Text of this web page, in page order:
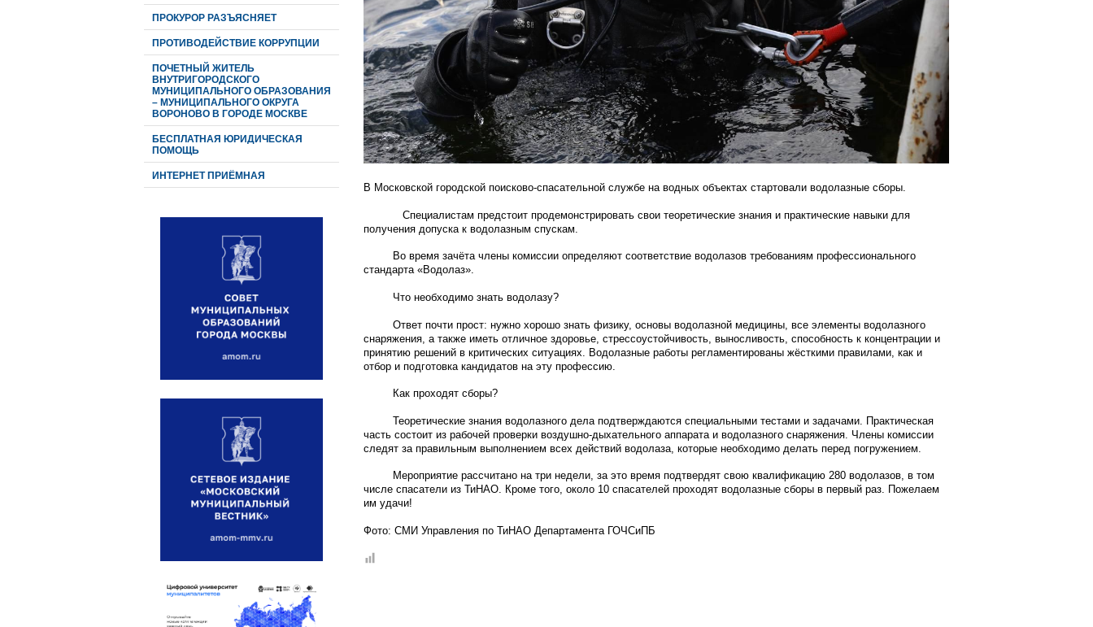
ПРОКУРОР РАЗЪЯСНЯЕТ
ПРОТИВОДЕЙСТВИЕ КОРРУПЦИИ
ПОЧЕТНЫЙ ЖИТЕЛЬ
ВНУТРИГОРОДСКОГО
МУНИЦИПАЛЬНОГО ОБРАЗОВАНИЯ
– МУНИЦИПАЛЬНОГО ОКРУГА
ВОРОНОВО В ГОРОДЕ МОСКВЕ
БЕСПЛАТНАЯ ЮРИДИЧЕСКАЯ
ПОМОЩЬ
ИНТЕРНЕТ ПРИЁМНАЯ
В Московской городской поисково-спасательной службе на водных объектах стартовали водолазные сборы.
Специалистам предстоит продемонстрировать свои теоретические знания и практические навыки для
получения допуска к водолазным спускам.
Во время зачёта члены комиссии определяют соответствие водолазов требованиям профессионального
стандарта «Водолаз».
Что необходимо знать водолазу?
Ответ почти прост: нужно хорошо знать физику, основы водолазной медицины, все элементы водолазного
снаряжения, а также иметь отличное здоровье, стрессоустойчивость, выносливость, способность к концентрации и
принятию решений в критических ситуациях. Водолазные работы регламентированы жёсткими правилами, как и
отбор и подготовка кандидатов на эту профессию.
Как проходят сборы?
Теоретические знания водолазного дела подтверждаются специальными тестами и задачами. Практическая
часть состоит из рабочей проверки воздушно-дыхательного аппарата и водолазного снаряжения. Члены комиссии
следят за правильным выполнением всех действий водолаза, которые необходимо делать перед погружением.
Мероприятие рассчитано на три недели, за это время подтвердят свою квалификацию 280 водолазов, в том
числе спасатели из ТиНАО. Кроме того, около 10 спасателей проходят водолазные сборы в первый раз. Пожелаем
им удачи!
Фото: СМИ Управления по ТиНАО Департамента ГОЧСиПБ